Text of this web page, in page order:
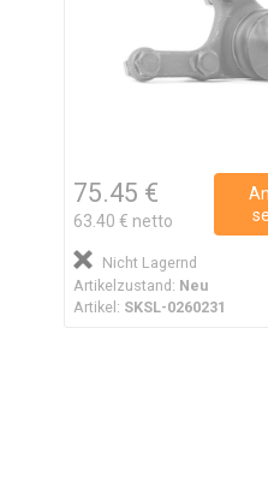
75.45 €
63.40 € netto
Nicht Lagernd
Artikelzustand: Neu
Artikel: SKSL-0260231